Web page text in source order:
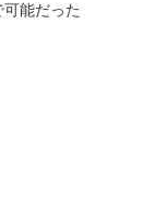
能だった